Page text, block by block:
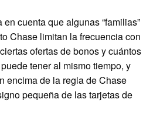
cuenta que algunas “familias”
Chase limitan la frecuencia con
ofertas de bonos y cuántos
tener al mismo tiempo, y
encima de la regla de Chase
pequeña de las tarjetas de